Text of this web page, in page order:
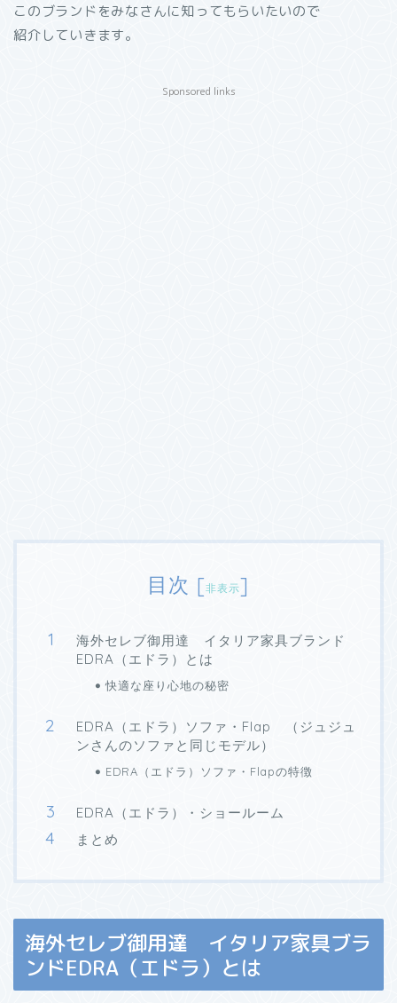
このブランドをみなさんに知ってもらいたいので
紹介していきます。
Sponsored links
目次 [非表示]
海外セレブ御用達 イタリア家具ブランド
EDRA（エドラ）とは
快適な座り心地の秘密
EDRA（エドラ）ソファ・Flap （ジュジュ
ンさんのソファと同じモデル）
EDRA（エドラ）ソファ・Flapの特徴
EDRA（エドラ）・ショールーム
まとめ
海外セレブ御用達 イタリア家具ブラ
ンドEDRA（エドラ）とは